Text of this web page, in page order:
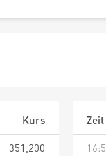
Kurs
351,200
Zeit